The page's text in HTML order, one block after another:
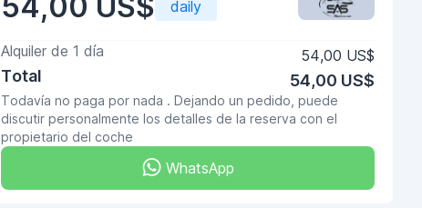
daily
Alquiler de 1 día 54,00 US$
Total 54,00 US$
Todavía no paga por nada . Dejando un pedido, puede
discutir personalmente los detalles de la reserva con el
propietario del coche
WhatsApp